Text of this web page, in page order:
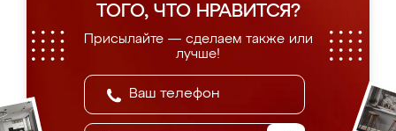
ТОГО, ЧТО НРАВИТСЯ?
Присылайте — сделаем также или
лучше!